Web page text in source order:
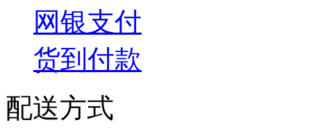
网银支付
货到付款
配送方式